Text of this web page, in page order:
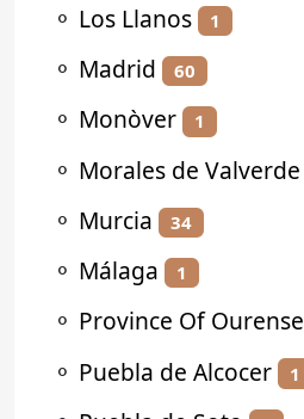
⚬ Los Llanos 1
⚬ Madrid 60
⚬ Monòver 1
⚬ Morales de Valverde
⚬ Murcia 34
⚬ Málaga 1
⚬ Province Of Ourense
⚬ Puebla de Alcocer 1